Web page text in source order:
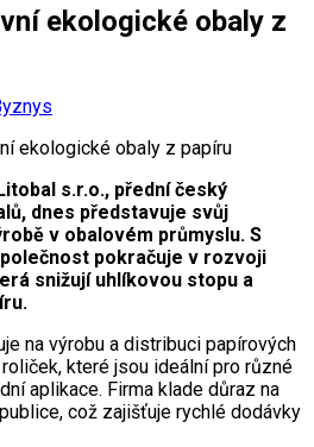
ekologické obaly z
s.r.o., přední český
dnes představuje svůj
v obalovém průmyslu. S
pokračuje v rozvoji
snižují uhlíkovou stopu a
na výrobu a distribuci papírových
které jsou ideální pro různé
aplikace. Firma klade důraz na
což zajišťuje rychlé dodávky